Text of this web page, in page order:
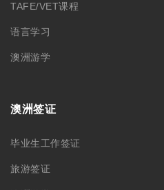
TAFE/VET课程
语言学习
澳洲游学
澳洲签证
毕业生工作签证
旅游签证